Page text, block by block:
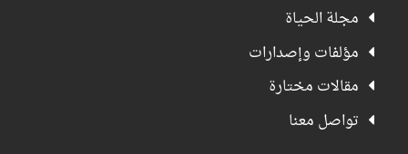
مجلة الحياة
مؤلفات وإصدارات
مقالات مختارة
تواصل معنا